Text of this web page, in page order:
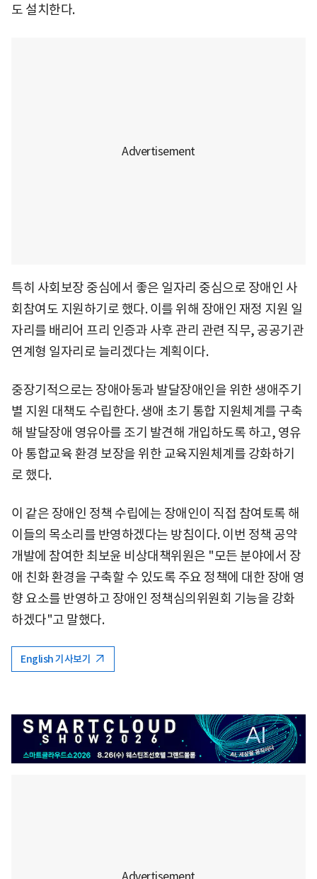
도 설치한다.
특히 사회보장 중심에서 좋은 일자리 중심으로 장애인 사
회참여도 지원하기로 했다. 이를 위해 장애인 재정 지원 일
자리를 배리어 프리 인증과 사후 관리 관련 직무, 공공기관
연계형 일자리로 늘리겠다는 계획이다.
중장기적으로는 장애아동과 발달장애인을 위한 생애주기
별 지원 대책도 수립한다. 생애 초기 통합 지원체계를 구축
해 발달장애 영유아를 조기 발견해 개입하도록 하고, 영유
아 통합교육 환경 보장을 위한 교육지원체계를 강화하기
로 했다.
이 같은 장애인 정책 수립에는 장애인이 직접 참여토록 해
이들의 목소리를 반영하겠다는 방침이다. 이번 정책 공약
개발에 참여한 최보윤 비상대책위원은 "모든 분야에서 장
애 친화 환경을 구축할 수 있도록 주요 정책에 대한 장애 영
향 요소를 반영하고 장애인 정책심의위원회 기능을 강화
하겠다"고 말했다.
English 기사보기